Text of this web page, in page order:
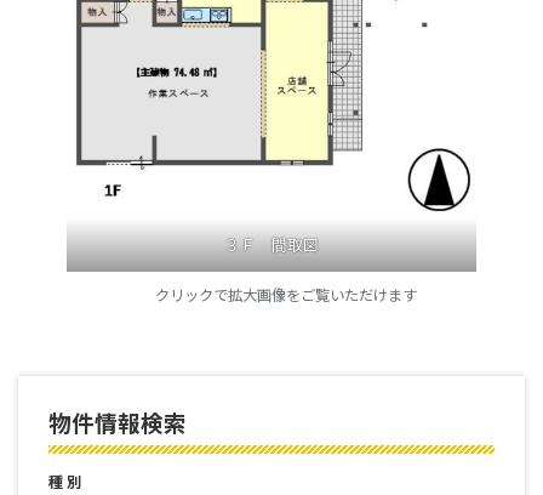
３Ｆ 間取図
クリックで拡大画像をご覧いただけます
物件情報検索
種 別